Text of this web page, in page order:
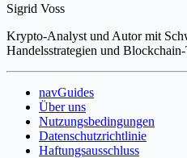
Sigrid Voss
Krypto-Analyst und Autor mit
Handelsstrategien und
navGuides
Über uns
Nutzungsbedingungen
Datenschutzrichtlinie
Haftungsausschluss